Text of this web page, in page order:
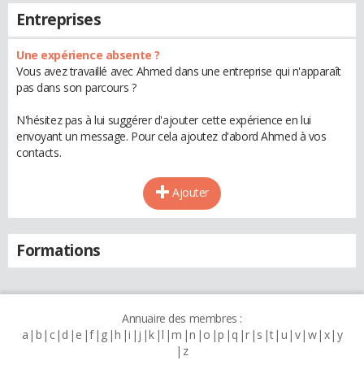
Entreprises
Une expérience absente ?
Vous avez travaillé avec Ahmed dans une entreprise qui n'apparaît
pas dans son parcours ?
N'hésitez pas à lui suggérer d'ajouter cette expérience en lui
envoyant un message. Pour cela ajoutez d'abord Ahmed à vos
contacts.
Ajouter
Formations
Annuaire des membres :
a b c d e f g h i j k l m n o p q r s t u v w x y
z